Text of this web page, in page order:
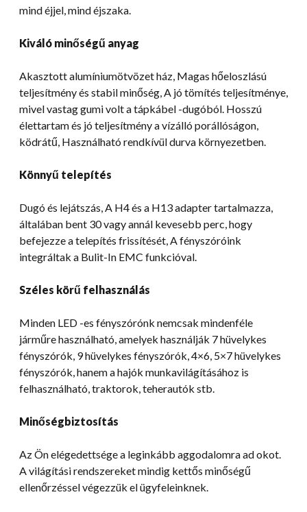
mind éjjel, mind éjszaka.
Kiváló minőségű anyag
Akasztott alumíniumötvözet ház, Magas hőeloszlású
teljesítmény és stabil minőség, A jó tömítés teljesítménye,
mivel vastag gumi volt a tápkábel -dugóból. Hosszú
élettartam és jó teljesítmény a vízálló porállóságon,
ködrátű, Használható rendkívül durva környezetben.
Könnyű telepítés
Dugó és lejátszás, A H4 és a H13 adapter tartalmazza,
általában bent 30 vagy annál kevesebb perc, hogy
befejezze a telepítés frissítését, A fényszóróink
integráltak a Bulit-In EMC funkcióval.
Széles körű felhasználás
Minden LED -es fényszórónk nemcsak mindenféle
járműre használható, amelyek használják 7 hüvelykes
fényszórók, 9 hüvelykes fényszórók, 4×6, 5×7 hüvelykes
fényszórók, hanem a hajók munkavilágításához is
felhasználható, traktorok, teherautók stb.
Minőségbiztosítás
Az Ön elégedettsége a leginkább aggodalomra ad okot.
A világítási rendszereket mindig kettős minőségű
ellenőrzéssel végezzük el ügyfeleinknek.